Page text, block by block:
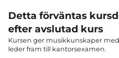
Detta förväntas
efter avslutad kurs
Kursen ger musikkunskaper
leder fram till kantorsexamen.